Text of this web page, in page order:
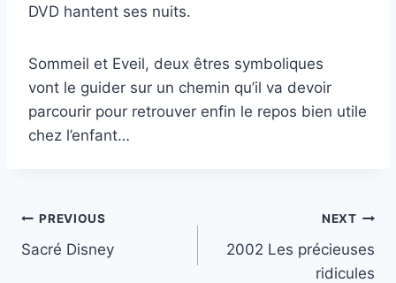
DVD hantent ses nuits.
Sommeil et Eveil, deux êtres symboliques
vont le guider sur un chemin qu’il va devoir
parcourir pour retrouver enfin le repos bien utile
chez l’enfant…
Post
navigation
PREVIOUS
Sacré Disney
NEXT
2002 Les précieuses
ridicules